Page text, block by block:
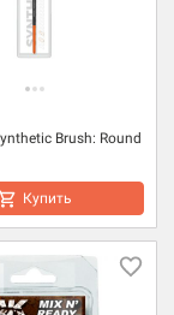
Brush: Round
Купить